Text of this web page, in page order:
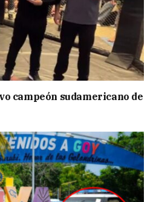
campeón sudamericano de